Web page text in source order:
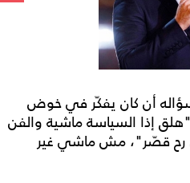
أن كان يفكّر في خوض
إذا السياسة ماشية والفن
رح قصّر"، مش ماشي غير